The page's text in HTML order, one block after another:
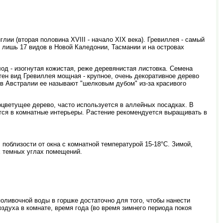
(вторая половина XVIII - начало XIX века). Гревиллея - самый
17 видов в Новой Каледонии, Тасмании и на островах
- изогнутая кожистая, реже деревянистая листовка. Семена
вид Гревиллея мощная - крупное, очень декоративное дерево
ее называют "шелковым дубом" из-за красивого
дерево, часто используется в аллейных посадках. В
в комнатные интерьеры. Растение рекомендуется выращивать в
от окна с комнатной температурой 15-18°С. Зимой,
темных углах помещений.
воды в горшке достаточно для того, чтобы нанести
в комнате, время года (во время зимнего периода покоя